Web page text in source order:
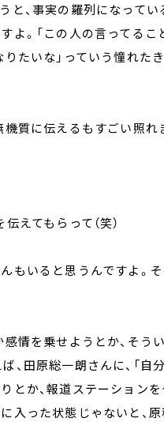
と、事実の羅列になって
。「この人の言ってるこ
いな」っていう憧れたき
質に伝えるもすごい照れま
えてもらって（笑）
もいると思うんですよ。
情を乗せようとか、そう
、田原総一朗さんに、「
とか、報道ステーション
入った状態じゃないと、